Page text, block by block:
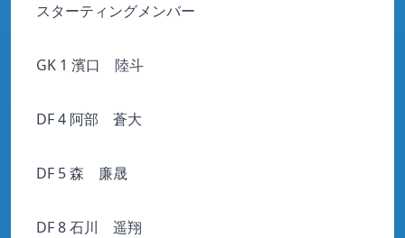
スターティングメンバー
GK 1 濱口 陸斗
DF 4 阿部 蒼大
DF 5 森 廉晟
DF 8 石川 遥翔